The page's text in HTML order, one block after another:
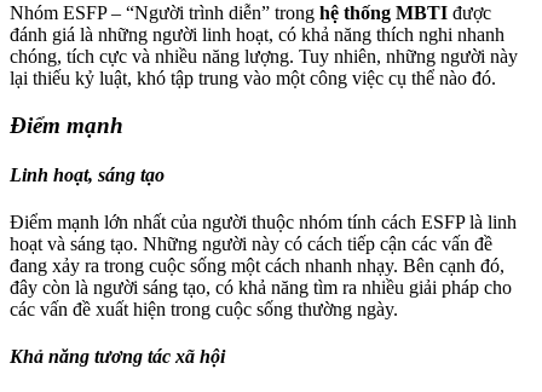
Nhóm ESFP – “Người trình diễn” trong hệ thống MBTI được
đánh giá là những người linh hoạt, có khả năng thích nghi nhanh
chóng, tích cực và nhiều năng lượng. Tuy nhiên, những người này
lại thiếu kỷ luật, khó tập trung vào một công việc cụ thể nào đó.
Điểm mạnh
Linh hoạt, sáng tạo
Điểm mạnh lớn nhất của người thuộc nhóm tính cách ESFP là linh
hoạt và sáng tạo. Những người này có cách tiếp cận các vấn đề
đang xảy ra trong cuộc sống một cách nhanh nhạy. Bên cạnh đó,
đây còn là người sáng tạo, có khả năng tìm ra nhiều giải pháp cho
các vấn đề xuất hiện trong cuộc sống thường ngày.
Khả năng tương tác xã hội